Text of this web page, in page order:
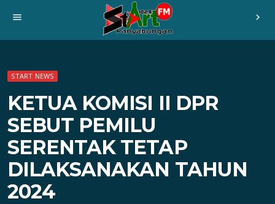
menu chevron_right
START NEWS
KETUA KOMISI II DPR
SEBUT PEMILU
SERENTAK TETAP
DILAKSANAKAN TAHUN
2024